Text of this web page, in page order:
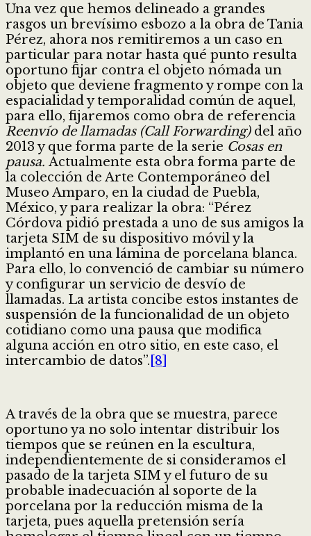
Una vez que hemos delineado a grandes
rasgos un brevísimo esbozo a la obra de Tania
Pérez, ahora nos remitiremos a un caso en
particular para notar hasta qué punto resulta
oportuno fijar contra el objeto nómada un
objeto que deviene fragmento y rompe con la
espacialidad y temporalidad común de aquel,
para ello, fijaremos como obra de referencia
Reenvío de llamadas (Call Forwarding) del año
2013 y que forma parte de la serie Cosas en
pausa. Actualmente esta obra forma parte de
la colección de Arte Contemporáneo del
Museo Amparo, en la ciudad de Puebla,
México, y para realizar la obra: “Pérez
Córdova pidió prestada a uno de sus amigos la
tarjeta SIM de su dispositivo móvil y la
implantó en una lámina de porcelana blanca.
Para ello, lo convenció de cambiar su número
y configurar un servicio de desvío de
llamadas. La artista concibe estos instantes de
suspensión de la funcionalidad de un objeto
cotidiano como una pausa que modifica
alguna acción en otro sitio, en este caso, el
intercambio de datos”. [8]
A través de la obra que se muestra, parece
oportuno ya no solo intentar distribuir los
tiempos que se reúnen en la escultura,
independientemente de si consideramos el
pasado de la tarjeta SIM y el futuro de su
probable inadecuación al soporte de la
porcelana por la reducción misma de la
tarjeta, pues aquella pretensión sería